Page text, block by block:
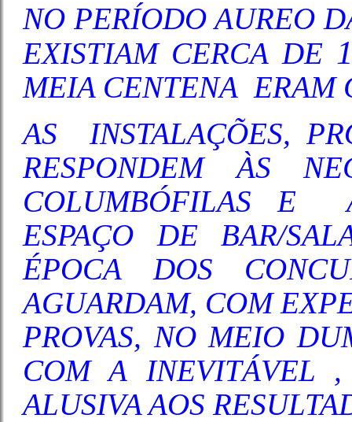
NO PERÍODO AUREO
EXISTIAM CERCA DE
MEIA CENTENA ERAM
AS INSTALAÇÕES,
RESPONDEM ÀS
COLUMBÓFILAS E
ESPAÇO DE BAR/
ÉPOCA DOS
AGUARDAM, COM
PROVAS, NO MEIO
COM A INEVITÁVEL ,
ALUSIVA AOS